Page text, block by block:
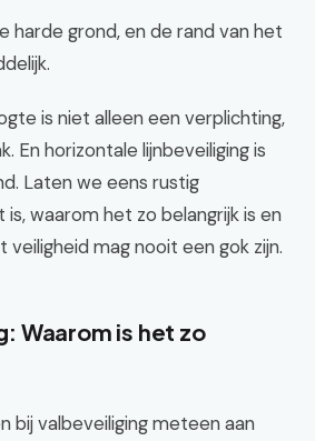
harde grond, en de rand van het
is niet alleen een verplichting,
En horizontale lijnbeveiliging is
Laten we eens rustig
waarom het zo belangrijk is en
mag nooit een gok zijn.
Waarom is het zo
bij valbeveiliging meteen aan